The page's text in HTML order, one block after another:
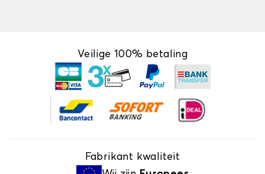
Veilige 100% betaling
Fabrikant kwaliteit